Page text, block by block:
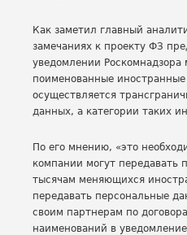
Как заметил главный
замечаниях к проекту ФЗ
уведомлении Роскомнадзора
поименованные
осуществляется
данных, а категории таких
По его мнению, «это
компании могут передавать
тысячам меняющихся
передавать персональные
своим партнерам по
наименований в